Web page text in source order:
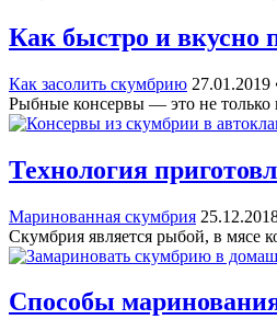
Как быстро и вкусно
Как засолить скумбрию 27.01.2019
Рыбные консервы — это не только
Технология
Маринованная скумбрия
Скумбрия является рыбой, в мясе
Способы